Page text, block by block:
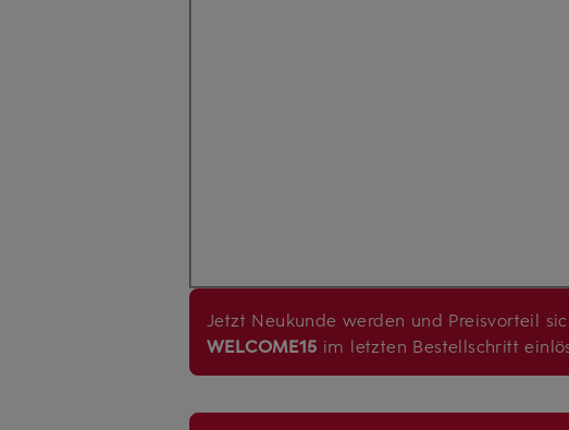
Jetzt Neukunde werden und Preisvorteil
WELCOME15 im letzten Bestellschritt